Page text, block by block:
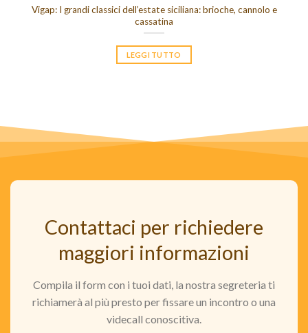
Vigap: I grandi classici dell’estate siciliana: brioche, cannolo e
cassatina
LEGGI TUTTO
Contattaci per richiedere
maggiori informazioni
Compila il form con i tuoi dati, la nostra segreteria ti
richiamerà al più presto per fissare un incontro o una
videcall conoscitiva.